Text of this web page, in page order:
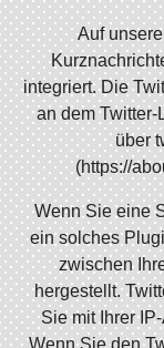
Auf
integriert. Die
an dem
über
(https://
Wenn Sie eine
ein solches
zwischen
hergestellt.
Sie mit Ihrer
Wenn Sie den